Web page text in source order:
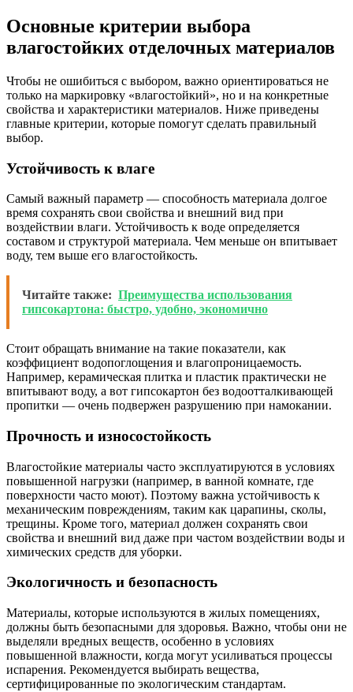
Основные критерии выбора
влагостойких отделочных материалов
Чтобы не ошибиться с выбором, важно ориентироваться не
только на маркировку «влагостойкий», но и на конкретные
свойства и характеристики материалов. Ниже приведены
главные критерии, которые помогут сделать правильный
выбор.
Устойчивость к влаге
Самый важный параметр — способность материала долгое
время сохранять свои свойства и внешний вид при
воздействии влаги. Устойчивость к воде определяется
составом и структурой материала. Чем меньше он впитывает
воду, тем выше его влагостойкость.
Читайте также: Преимущества использования
гипсокартона: быстро, удобно, экономично
Стоит обращать внимание на такие показатели, как
коэффициент водопоглощения и влагопроницаемость.
Например, керамическая плитка и пластик практически не
впитывают воду, а вот гипсокартон без водоотталкивающей
пропитки — очень подвержен разрушению при намокании.
Прочность и износостойкость
Влагостойкие материалы часто эксплуатируются в условиях
повышенной нагрузки (например, в ванной комнате, где
поверхности часто моют). Поэтому важна устойчивость к
механическим повреждениям, таким как царапины, сколы,
трещины. Кроме того, материал должен сохранять свои
свойства и внешний вид даже при частом воздействии воды и
химических средств для уборки.
Экологичность и безопасность
Материалы, которые используются в жилых помещениях,
должны быть безопасными для здоровья. Важно, чтобы они не
выделяли вредных веществ, особенно в условиях
повышенной влажности, когда могут усиливаться процессы
испарения. Рекомендуется выбирать вещества,
сертифицированные по экологическим стандартам.